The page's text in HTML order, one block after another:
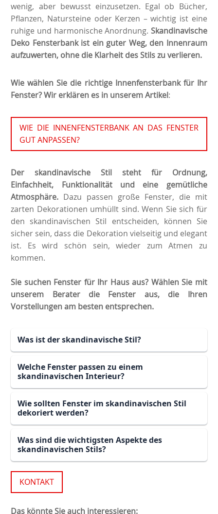
wenig, aber bewusst einzusetzen. Egal ob Bücher,
Pflanzen, Natursteine oder Kerzen – wichtig ist eine
ruhige und harmonische Anordnung. Skandinavische
Deko Fensterbank ist ein guter Weg, den Innenraum
aufzuwerten, ohne die Klarheit des Stils zu verlieren.
Wie wählen Sie die richtige Innenfensterbank für Ihr
Fenster? Wir erklären es in unserem Artikel:
WIE DIE INNENFENSTERBANK AN DAS FENSTER
GUT ANPASSEN?
Der skandinavische Stil steht für Ordnung,
Einfachheit, Funktionalität und eine gemütliche
Atmosphäre. Dazu passen große Fenster, die mit
zarten Dekorationen umhüllt sind. Wenn Sie sich für
den skandinavischen Stil entscheiden, können Sie
sicher sein, dass die Dekoration vielseitig und elegant
ist. Es wird schön sein, wieder zum Atmen zu
kommen.
Sie suchen Fenster für Ihr Haus aus? Wählen Sie mit
unserem Berater die Fenster aus, die Ihren
Vorstellungen am besten entsprechen.
Was ist der skandinavische Stil?
Welche Fenster passen zu einem
skandinavischen Interieur?
Wie sollten Fenster im skandinavischen Stil
dekoriert werden?
Was sind die wichtigsten Aspekte des
skandinavischen Stils?
KONTAKT
Das könnte Sie auch interessieren: